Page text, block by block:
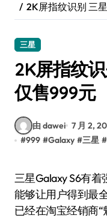
2K屏指纹识别 三
三星
2K屏指纹
仅售999元
由 dawei 7 月 2,
#999 #Galaxy #三星 #
三星Galaxy S6有着强大的性能和出色的拍照表现，
能够让用户得到最
已经在淘宝经销商